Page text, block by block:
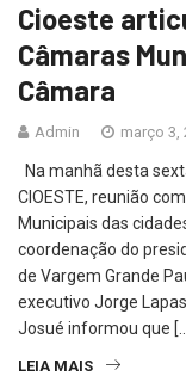
Cioeste
Câmaras
Câmara
Admin março 3,
Na manhã desta
CIOESTE, reunião
Municipais das
coordenação do
de Vargem Grande
executivo Jorge
Josué informou que […]
LEIA MAIS